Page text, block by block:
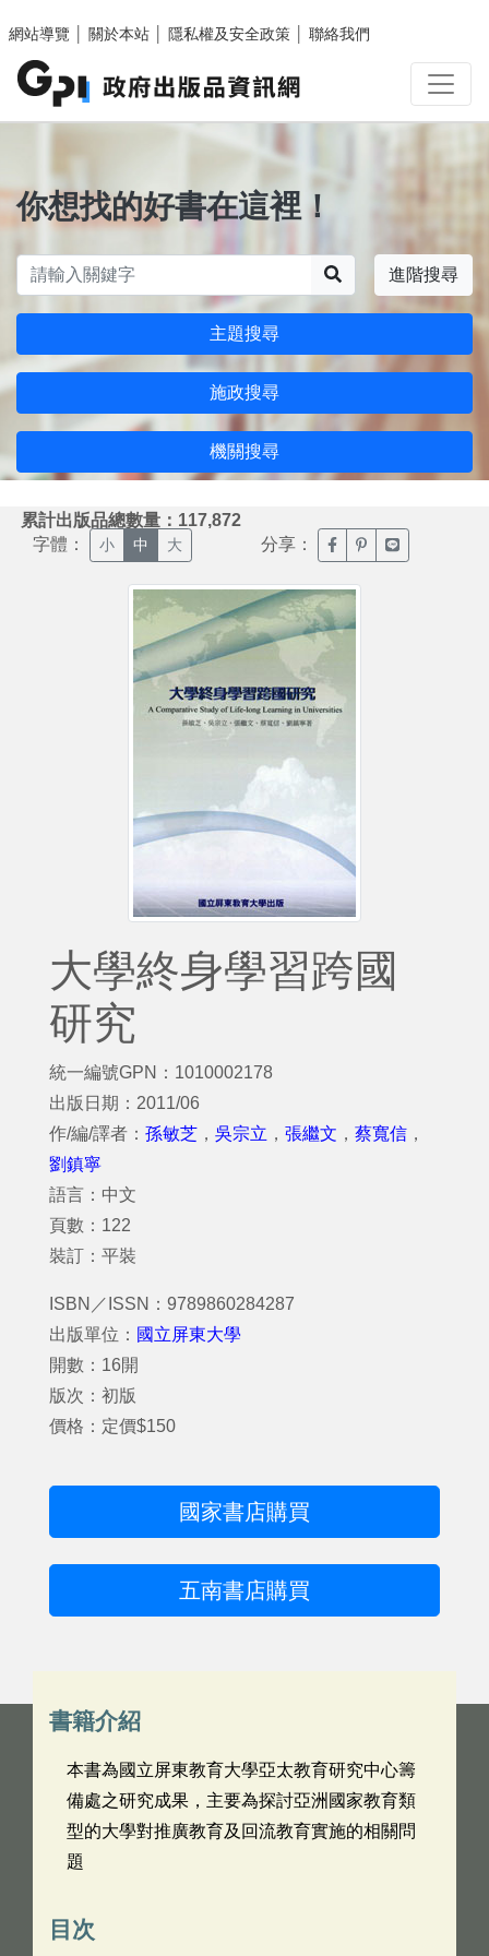
網站導覽
關於本站 隱私權及安全政策 聯絡我們
你想找的好書在這裡！
進階搜尋
主題搜尋
施政搜尋
機關搜尋
累計出版品總數量：117,872
字體： 小 中 大 分享： 臉書分享(另開新視窗)
噗浪分享(另開新
Line分享(另
大學終身學習跨國
研究
統一編號GPN：1010002178
出版日期：2011/06
作/編/譯者： 孫敏芝 ， 吳宗立 ， 張繼文 ， 蔡寬信 ，
劉鎮寧
語言：中文
頁數：122
裝訂：平裝
ISBN／ISSN：9789860284287
出版單位： 國立屏東大學
開數：16開
版次：初版
價格：定價$150
國家書店購買
五南書店購買
書籍介紹
本書為國立屏東教育大學亞太教育研究中心籌
備處之研究成果，主要為探討亞洲國家教育類
型的大學對推廣教育及回流教育實施的相關問
題
目次